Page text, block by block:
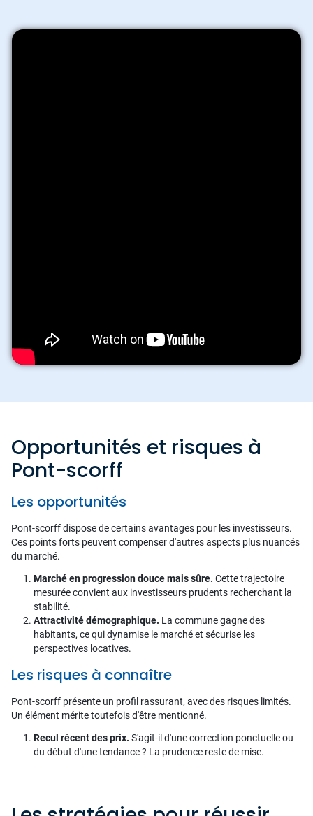
Opportunités et risques à
Pont-scorff
Les opportunités
Pont-scorff dispose de certains avantages pour les investisseurs.
Ces points forts peuvent compenser d'autres aspects plus nuancés
du marché.
Marché en progression douce mais sûre. Cette trajectoire
mesurée convient aux investisseurs prudents recherchant la
stabilité.
Attractivité démographique. La commune gagne des
habitants, ce qui dynamise le marché et sécurise les
perspectives locatives.
Les risques à connaître
Pont-scorff présente un profil rassurant, avec des risques limités.
Un élément mérite toutefois d'être mentionné.
Recul récent des prix. S'agit-il d'une correction ponctuelle ou
du début d'une tendance ? La prudence reste de mise.